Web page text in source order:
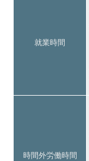
就業時間
時間外労働時間